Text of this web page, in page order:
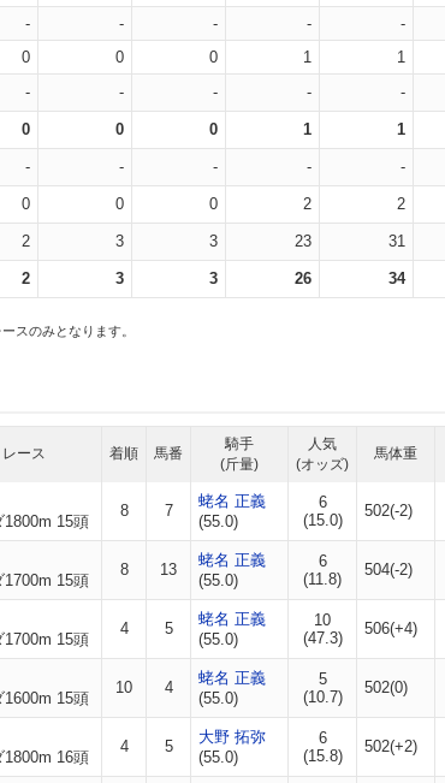
- - - - -
0 0 0 1 1
- - - - -
0 0 0 1 1
- - - - -
0 0 0 2 2
2 3 3 23 31
2 3 3 26 34
スのみとなります。
レース 着順 馬番
騎手
(斤量)
人気
(オッズ)
馬体重
1800m 15頭
8 7
蛯名 正義
(55.0)
6
(15.0)
502(-2)
1700m 15頭
8 13
蛯名 正義
(55.0)
6
(11.8)
504(-2)
1700m 15頭
4 5
蛯名 正義
(55.0)
10
(47.3)
506(+4)
1600m 15頭
10 4
蛯名 正義
(55.0)
5
(10.7)
502(0)
1800m 16頭
4 5
大野 拓弥
(55.0)
6
(15.8)
502(+2)